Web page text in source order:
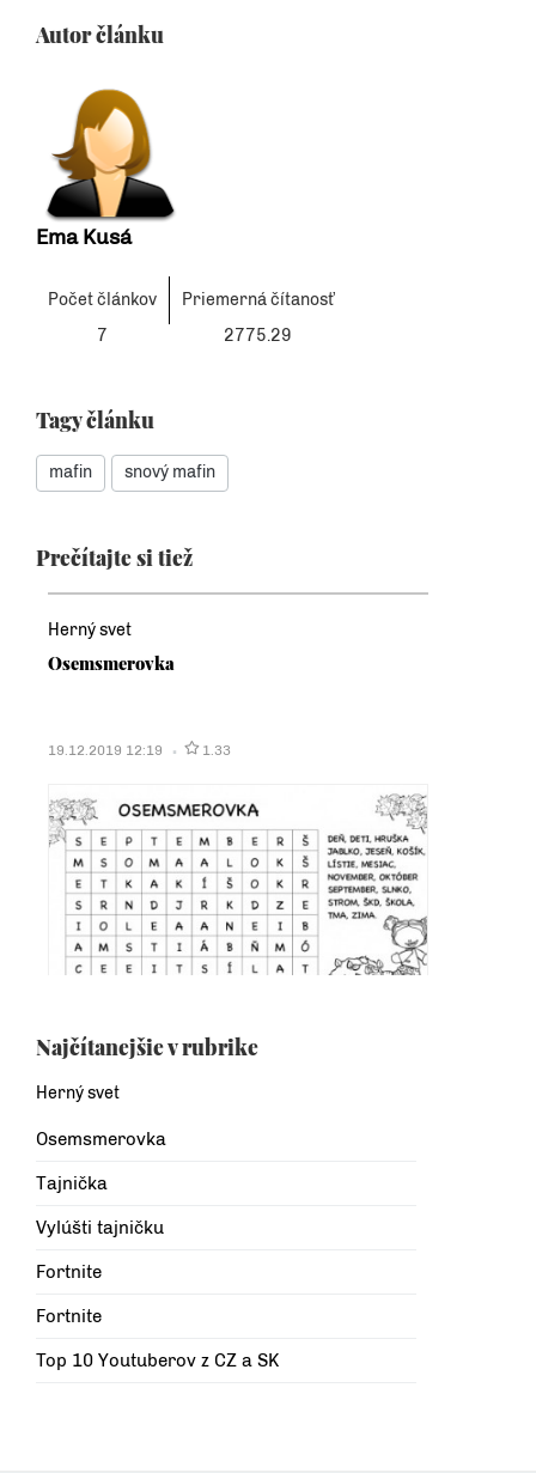
Autor článku
Ema Kusá
Počet článkov
Priemerná čítanosť
7
2775.29
Tagy článku
mafin snový mafin
Prečítajte si tiež
Herný svet
Osemsmerovka
19.12.2019 12:19 1.33
Najčítanejšie v rubrike
Herný svet
Osemsmerovka
Tajnička
Vylúšti tajničku
Fortnite
Fortnite
Top 10 Youtuberov z CZ a SK